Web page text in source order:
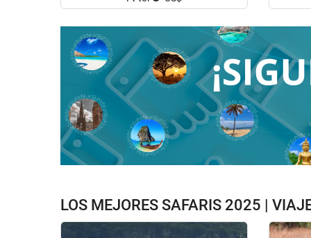
LOS MEJORES SAFARIS 2025 |